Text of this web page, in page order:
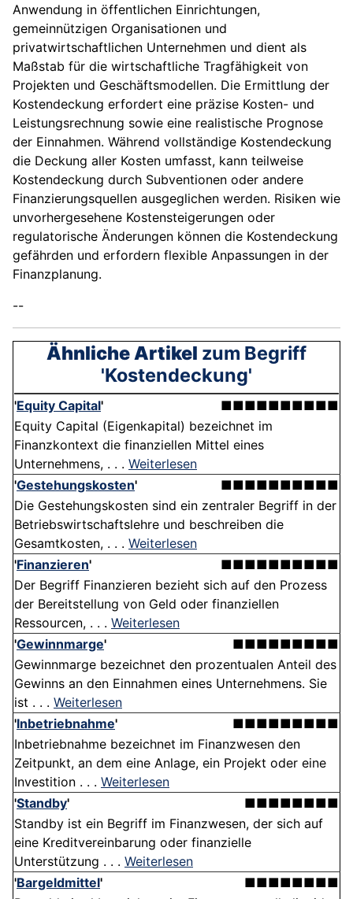
Anwendung in öffentlichen Einrichtungen,
gemeinnützigen Organisationen und
privatwirtschaftlichen Unternehmen und dient als
Maßstab für die wirtschaftliche Tragfähigkeit von
Projekten und Geschäftsmodellen. Die Ermittlung der
Kostendeckung erfordert eine präzise Kosten- und
Leistungsrechnung sowie eine realistische Prognose
der Einnahmen. Während vollständige Kostendeckung
die Deckung aller Kosten umfasst, kann teilweise
Kostendeckung durch Subventionen oder andere
Finanzierungsquellen ausgeglichen werden. Risiken wie
unvorhergesehene Kostensteigerungen oder
regulatorische Änderungen können die Kostendeckung
gefährden und erfordern flexible Anpassungen in der
Finanzplanung.
--
Ähnliche Artikel zum Begriff
'Kostendeckung'
'Equity Capital'
■■■■■■■■■■
Equity Capital (Eigenkapital) bezeichnet im
Finanzkontext die finanziellen Mittel eines
Unternehmens, . . . Weiterlesen
'Gestehungskosten'
■■■■■■■■■■
Die Gestehungskosten sind ein zentraler Begriff in der
Betriebswirtschaftslehre und beschreiben die
Gesamtkosten, . . . Weiterlesen
'Finanzieren'
■■■■■■■■■■
Der Begriff Finanzieren bezieht sich auf den Prozess
der Bereitstellung von Geld oder finanziellen
Ressourcen, . . . Weiterlesen
'Gewinnmarge'
■■■■■■■■■
Gewinnmarge bezeichnet den prozentualen Anteil des
Gewinns an den Einnahmen eines Unternehmens. Sie
ist . . . Weiterlesen
'Inbetriebnahme'
■■■■■■■■■
Inbetriebnahme bezeichnet im Finanzwesen den
Zeitpunkt, an dem eine Anlage, ein Projekt oder eine
Investition . . . Weiterlesen
'Standby'
■■■■■■■■
Standby ist ein Begriff im Finanzwesen, der sich auf
eine Kreditvereinbarung oder finanzielle
Unterstützung . . . Weiterlesen
'Bargeldmittel'
■■■■■■■■